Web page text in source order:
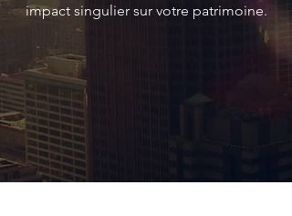
impact singulier sur votre patrimoine.